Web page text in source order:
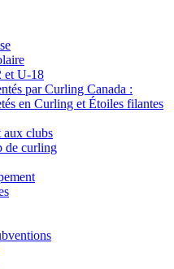
et U-18
par Curling Canada :
en Curling et Étoiles filantes
aux clubs
de curling